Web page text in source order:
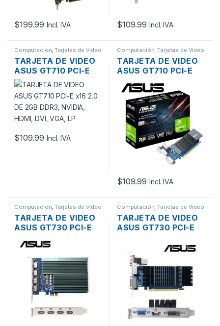
$199.99 Incl. IVA $109.99 Incl. IVA
Computación,Tarjetas de Video
TARJETA DE VIDEO
ASUS GT710 PCI-E
X16 2.0 DE 2GB
DDR3, NVIDIA, HDMI,
DVI, VGA, LP
$109.99 Incl. IVA
Computación,Tarjetas de Video
TARJETA DE VIDEO
ASUS GT710 PCI-E
DDR5, HDMI, DVI Y D-
SUB
$109.99 Incl. IVA
Computación,Tarjetas de Video
TARJETA DE VIDEO
ASUS GT730 PCI-E
4XHDMI GDDR5
NVIDIA
Computación,Tarjetas de Video
TARJETA DE VIDEO
ASUS GT730 PCI-E
GDDR5 NVIDIA,
HDMI, DVI-D, VGA, LP